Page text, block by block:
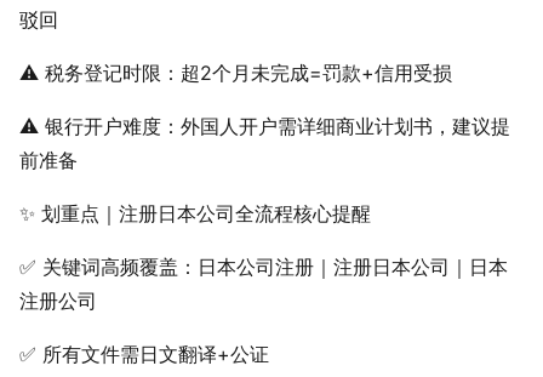
驳回
⚠️ 税务登记时限：超2个月未完成=罚款+信用受损
⚠️ 银行开户难度：外国人开户需详细商业计划书，建议提
前准备
✨ 划重点｜注册日本公司全流程核心提醒
✅ 关键词高频覆盖：日本公司注册｜注册日本公司｜日本
注册公司
✅ 所有文件需日文翻译+公证